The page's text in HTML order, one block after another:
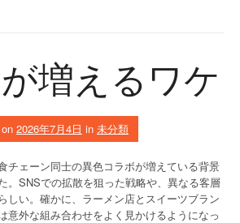
増えるワケ
on 2026年7月4日 in 未分類
チェーン同士の異色コラボが増えている背景
。SNSでの拡散を狙った戦略や、異なる客層
しい。確かに、ラーメン店とスイーツブラン
意外な組み合わせをよく見かけるようになっ